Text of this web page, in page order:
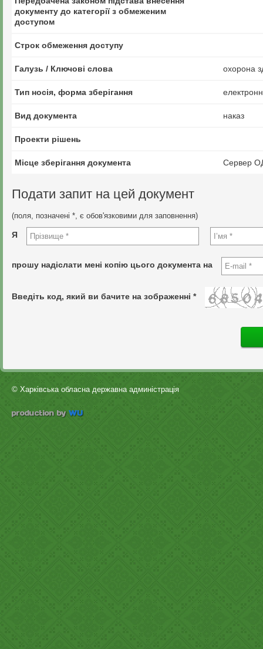
документу до категорії з обмеженим
доступом
Строк обмеження доступу
Галузь / Ключові слова охорона
Тип носія, форма зберігання
Вид документа наказ
Проекти рішень
Місце зберігання документа Сервер
Подати запит на цей документ
(поля, позначені *, є обов'язковими для заповнення)
Я
прошу надіслати мені копію цього документа на
Введіть код, який ви бачите на зображенні *
© Харківська обласна державна админістрація